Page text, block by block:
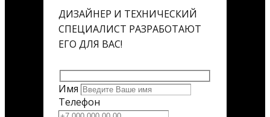
ДИЗАЙНЕР И ТЕХНИЧЕСКИЙ
СПЕЦИАЛИСТ РАЗРАБОТАЮТ
ЕГО ДЛЯ ВАС!
Имя
Телефон